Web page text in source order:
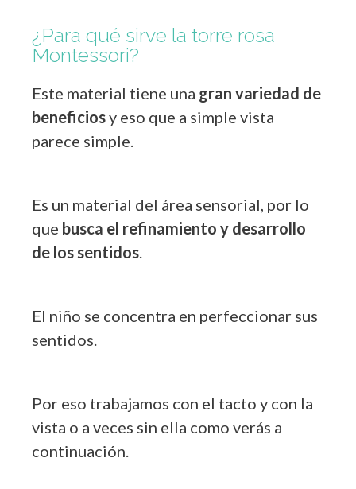
¿Para qué sirve la torre rosa
Montessori?
Este material tiene una gran variedad de
beneficiosy eso que a simple vista
parece simple.
Es un material del área sensorial, por lo
que busca el refinamiento y desarrollo
de los sentidos.
El niño se concentra en perfeccionar sus
sentidos.
Por eso trabajamos con el tacto y con la
vista o a veces sin ella como verás a
continuación.